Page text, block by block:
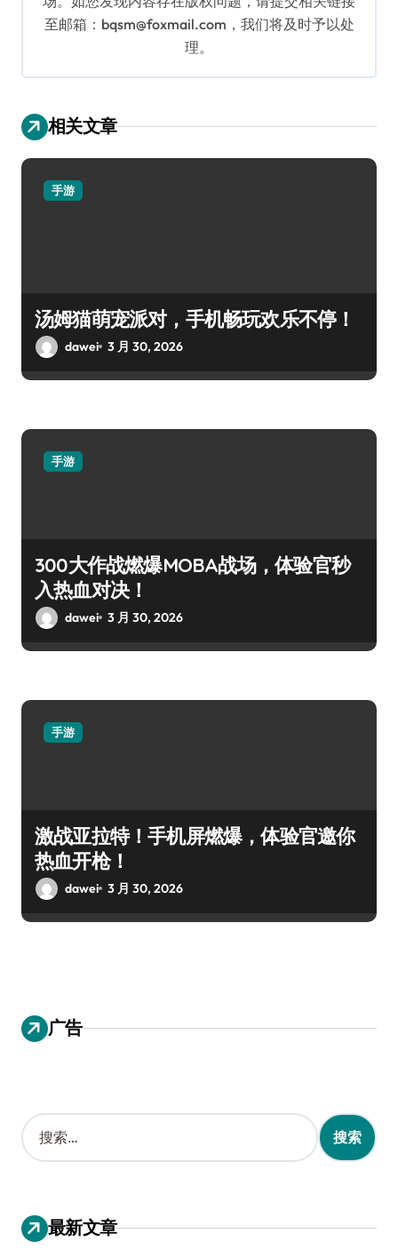
至邮箱：bqsm@foxmail.com，我们将及时予以处
理。
相关文章
手游
汤姆猫萌宠派对，手机畅玩欢乐不停！
dawei 3 月 30, 2026
手游
300大作战燃爆MOBA战场，体验官秒
入热血对决！
dawei 3 月 30, 2026
手游
激战亚拉特！手机屏燃爆，体验官邀你
热血开枪！
dawei 3 月 30, 2026
广告
搜
索
：
最新文章